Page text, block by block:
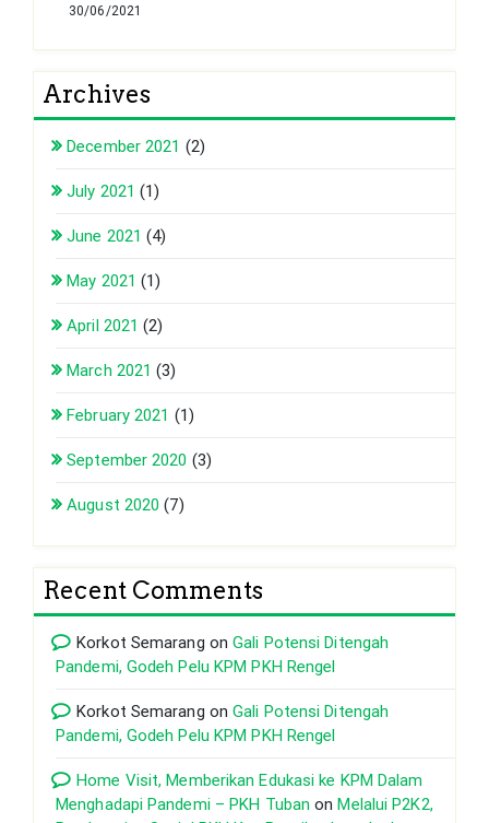
30/06/2021
Archives
December 2021 (2)
July 2021 (1)
June 2021 (4)
May 2021 (1)
April 2021 (2)
March 2021 (3)
February 2021 (1)
September 2020 (3)
August 2020 (7)
Recent Comments
Korkot Semarang onGali Potensi Ditengah
Pandemi, Godeh Pelu KPM PKH Rengel
Korkot Semarang onGali Potensi Ditengah
Pandemi, Godeh Pelu KPM PKH Rengel
Home Visit, Memberikan Edukasi ke KPM Dalam
Menghadapi Pandemi – PKH Tuban onMelalui P2K2,